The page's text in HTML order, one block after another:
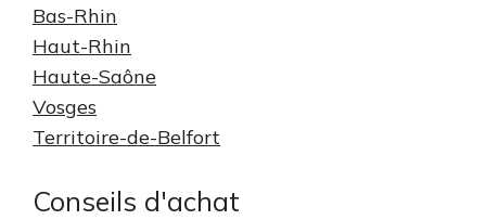
Bas-Rhin
Haut-Rhin
Haute-Saône
Vosges
Territoire-de-Belfort
Conseils d'achat